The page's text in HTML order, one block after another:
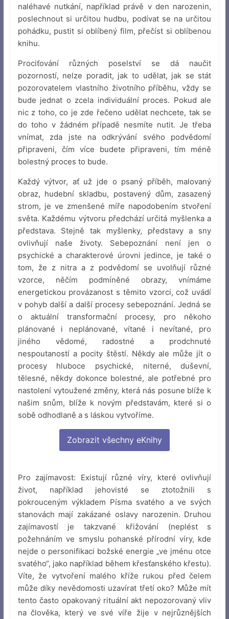
naléhavé nutkání, například právě v den narozenin,
poslechnout si určitou hudbu, podívat se na určitou
pohádku, pustit si oblíbený film, přečíst si oblíbenou
knihu.
Prociťování různých poselství se dá naučit
pozorností, nelze poradit, jak to udělat, jak se stát
pozorovatelem vlastního životního příběhu, vždy se
bude jednat o zcela individuální proces. Pokud ale
nic z toho, co je zde řečeno udělat nechcete, tak se
do toho v žádném případě nesmíte nutit. Je třeba
vnímat, zda jste na odkrývání svého podvědomí
připraveni, čím více budete připraveni, tím méně
bolestný proces to bude.
Každý výtvor, ať už jde o psaný příběh, malovaný
obraz, hudební skladbu, postavený dům, zasazený
strom, je ve zmenšené míře napodobením stvoření
světa. Každému výtvoru předchází určitá myšlenka a
představa. Stejně tak myšlenky, představy a sny
ovlivňují naše životy. Sebepoznání není jen o
psychické a charakterové úrovni jedince, je také o
tom, že z nitra a z podvědomí se uvolňují různé
vzorce, něčím podmíněné obrazy, vnímáme
energetickou provázanost s těmito vzorci, což uvádí
v pohyb další a další procesy sebepoznání. Jedná se
o aktuální transformační procesy, pro někoho
plánované i neplánované, vítané i nevítané, pro
jiného vědomé, radostné a prodchnuté
nespoutaností a pocity štěstí. Někdy ale může jít o
procesy hluboce psychické, niterné, duševní,
tělesné, někdy dokonce bolestné, ale potřebné pro
nastolení vytoužené změny, která nás posune blíže k
našim snům, blíže k novým představám, které si o
sobě odhodlaně a s láskou vytvoříme.
Zobrazit všechny eKnihy
Pro zajímavost: Existují různé víry, které ovlivňují
život, například jehovisté se ztotožnili s
pokrouceným výkladem Písma svatého a ve svých
stanovách mají zakázané oslavy narozenin. Druhou
zajímavostí je takzvané křižování (neplést s
požehnáním ve smyslu pohanské přírodní víry, kde
nejde o personifikaci božské energie „ve jménu otce
svatého“, jako například během křesťanského křestu).
Víte, že vytvoření malého kříže rukou před čelem
může díky nevědomosti uzavírat třetí oko? Může mít
tento často opakovaný rituální akt nepozorovaný vliv
na člověka, který ve své víře žije v nejrůznějších